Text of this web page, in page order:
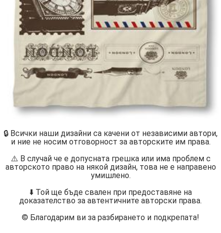
🔒 Всички наши дизайни са качени от независими автори,
и ние не носим отговорност за авторските им права.
⚠️ В случай че е допусната грешка или има проблем с
авторското право на някой дизайн, това не е направено
умишлено.
⬇️ Той ще бъде свален при предоставяне на
доказателство за автентичните авторски права.
©️ Благодарим ви за разбирането и подкрепата!